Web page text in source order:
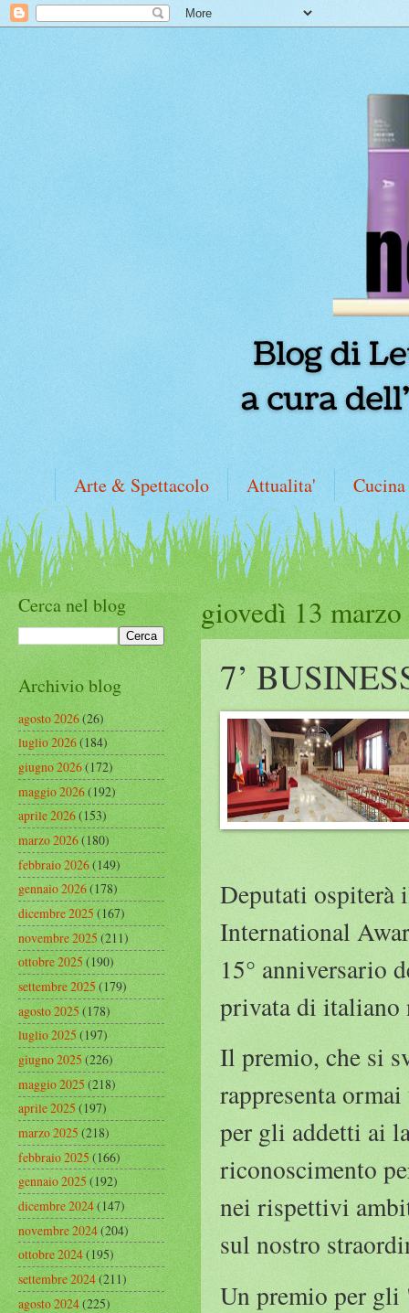
Arte & Spettacolo Attualita' Cucina
giovedì 13
7’
Deputati ospiterà
International
15° anniversario
privata di
Il premio, che si
rappresenta
per gli addetti ai
riconoscimento
nei rispettivi
sul nostro
Un premio per gli
Cerca nel blog
Archivio blog
agosto 2026(26)
luglio 2026(184)
giugno 2026(172)
maggio 2026(192)
aprile 2026(153)
marzo 2026(180)
febbraio 2026(149)
gennaio 2026(178)
dicembre 2025(167)
novembre 2025(211)
ottobre 2025(190)
settembre 2025(179)
agosto 2025(178)
luglio 2025(197)
giugno 2025(226)
maggio 2025(218)
aprile 2025(197)
marzo 2025(218)
febbraio 2025(166)
gennaio 2025(192)
dicembre 2024(147)
novembre 2024(204)
ottobre 2024(195)
settembre 2024(211)
agosto 2024(225)